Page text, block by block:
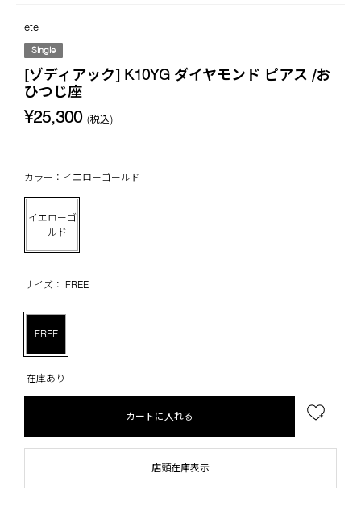
ete
Single
[ゾディアック] K10YG ダイヤモンド ピアス /お
ひつじ座
¥25,300 (税込)
カラー：イエローゴールド
イエローゴ
ールド
サイズ： FREE
FREE
在庫あり
カートに入れる
店頭在庫表示